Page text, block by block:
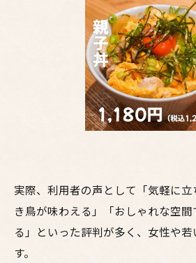
実際、利用者の声として「気軽に
き鳥が味わえる」「おしゃれな空
る」といった評判が多く、女性や
す。